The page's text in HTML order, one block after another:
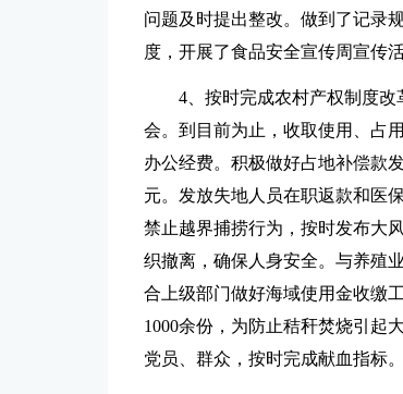
问题及时提出整改。做到了记录
度，开展了食品安全宣传周宣传活
4、按时完成农村产权制度
会。到目前为止，收取使用、占
办公经费。积极做好占地补偿款
元。发放失地人员在职返款和医
禁止越界捕捞行为，按时发布大
织撤离，确保人身安全。与养殖
合上级部门做好海域使用金收缴
1000余份，为防止秸秆焚烧引起
党员、群众，按时完成献血指标。